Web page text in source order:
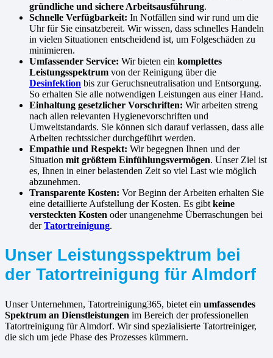
gründliche und sichere Arbeitsausführung.
Schnelle Verfügbarkeit: In Notfällen sind wir rund um die
Uhr für Sie einsatzbereit. Wir wissen, dass schnelles Handeln
in vielen Situationen entscheidend ist, um Folgeschäden zu
minimieren.
Umfassender Service: Wir bieten ein komplettes
Leistungsspektrum von der Reinigung über die
Desinfektion bis zur Geruchsneutralisation und Entsorgung.
So erhalten Sie alle notwendigen Leistungen aus einer Hand.
Einhaltung gesetzlicher Vorschriften: Wir arbeiten streng
nach allen relevanten Hygienevorschriften und
Umweltstandards. Sie können sich darauf verlassen, dass alle
Arbeiten rechtssicher durchgeführt werden.
Empathie und Respekt: Wir begegnen Ihnen und der
Situation mit größtem Einfühlungsvermögen. Unser Ziel ist
es, Ihnen in einer belastenden Zeit so viel Last wie möglich
abzunehmen.
Transparente Kosten: Vor Beginn der Arbeiten erhalten Sie
eine detaillierte Aufstellung der Kosten. Es gibt keine
versteckten Kosten oder unangenehme Überraschungen bei
derTatortreinigung.
Unser Leistungsspektrum bei
der Tatortreinigung für Almdorf
Unser Unternehmen, Tatortreinigung365, bietet ein umfassendes
Spektrum an Dienstleistungen im Bereich der professionellen
Tatortreinigung für Almdorf. Wir sind spezialisierte Tatortreiniger,
die sich um jede Phase des Prozesses kümmern.